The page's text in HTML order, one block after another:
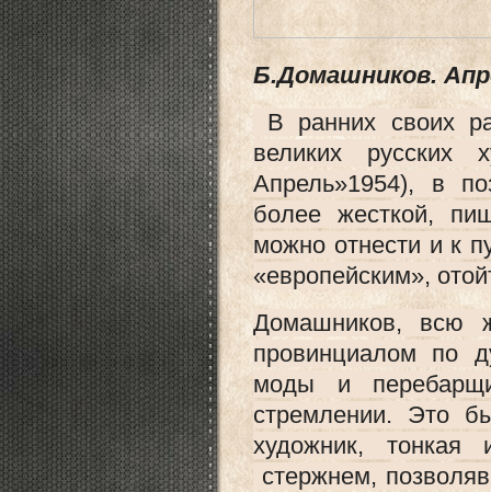
Б.Домашников.
В ранних своих
великих
Апрель»1954), в
более жесткой,
можно отнести и к
«европейским»,
Домашников, всю
провинциалом по
моды и
стремлении. Это
художник,
стержнем,